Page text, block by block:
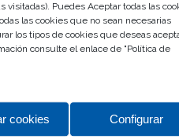
visitadas). Puedes Aceptar todas las
las cookies que no sean necesarias
los tipos de cookies que deseas
consulte el enlace de "Política de
cookies Configurar